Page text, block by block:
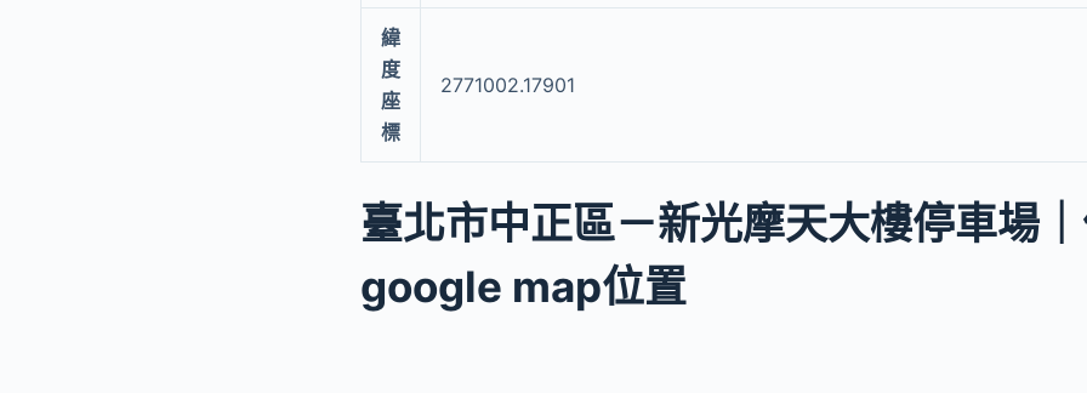
緯
度
座
標
2771002.17901
臺北市中正區－新光摩天大樓停車場
google map位置